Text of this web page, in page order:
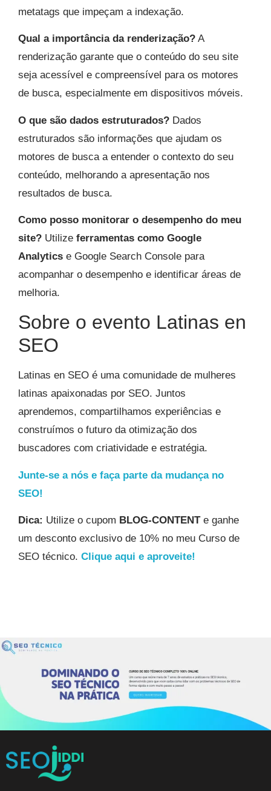
metatags que impeçam a indexação.
Qual a importância da renderização? A
renderização garante que o conteúdo do seu site
seja acessível e compreensível para os motores
de busca, especialmente em dispositivos móveis.
O que são dados estruturados? Dados
estruturados são informações que ajudam os
motores de busca a entender o contexto do seu
conteúdo, melhorando a apresentação nos
resultados de busca.
Como posso monitorar o desempenho do meu
site? Utilize ferramentas como Google
Analytics e Google Search Console para
acompanhar o desempenho e identificar áreas de
melhoria.
Sobre o evento Latinas en
SEO
Latinas en SEO é uma comunidade de mulheres
latinas apaixonadas por SEO. Juntos
aprendemos, compartilhamos experiências e
construímos o futuro da otimização dos
buscadores com criatividade e estratégia.
Junte-se a nós e faça parte da mudança no
SEO!
Dica: Utilize o cupom BLOG-CONTENTe ganhe
um desconto exclusivo de 10% no meu Curso de
SEO técnico. Clique aqui e aproveite!